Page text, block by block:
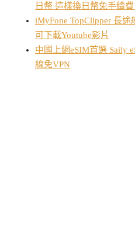
日幣 這樣換日幣免手續費
iMyFone TopClipper 長
可下載Youtube影片
中國上網eSIM首選 Saily
線免VPN